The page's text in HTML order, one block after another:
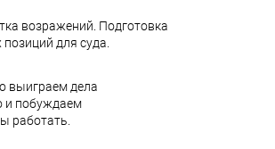
возражений. Подготовка
для суда.
выиграем дела
побуждаем
работать.